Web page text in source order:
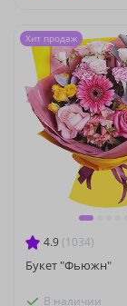
4.9 (1034)
Букет "Фьюжн"
В наличии
Хит продаж